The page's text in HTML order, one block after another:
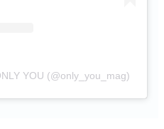
YOU (@only_you_mag)